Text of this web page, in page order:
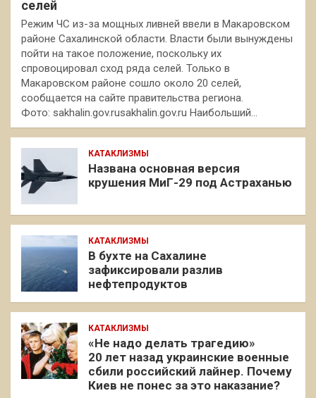
селей
Режим ЧС из-за мощных ливней ввели в Макаровском
районе Сахалинской области. Власти были вынуждены
пойти на такое положение, поскольку их
спровоцировал сход ряда селей. Только в
Макаровском районе сошло около 20 селей,
сообщается на сайте правительства региона.
Фото: sakhalin.gov.rusakhalin.gov.ru Наибольший…
КАТАКЛИЗМЫ
Названа основная версия
крушения МиГ-29 под Астраханью
КАТАКЛИЗМЫ
В бухте на Сахалине
зафиксировали разлив
нефтепродуктов
КАТАКЛИЗМЫ
«Не надо делать трагедию»
20 лет назад украинские военные
сбили российский лайнер. Почему
Киев не понес за это наказание?